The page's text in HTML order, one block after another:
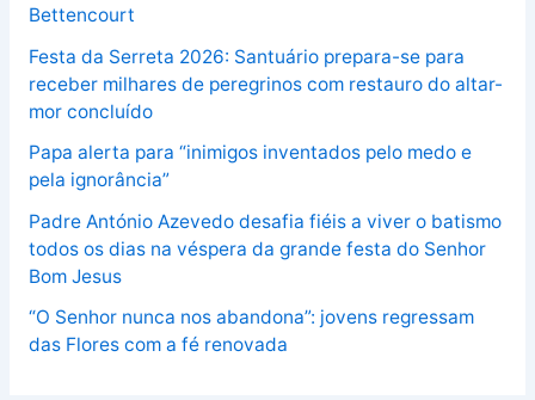
Bettencourt
Festa da Serreta 2026: Santuário prepara-se para
receber milhares de peregrinos com restauro do altar-
mor concluído
Papa alerta para “inimigos inventados pelo medo e
pela ignorância”
Padre António Azevedo desafia fiéis a viver o batismo
todos os dias na véspera da grande festa do Senhor
Bom Jesus
“O Senhor nunca nos abandona”: jovens regressam
das Flores com a fé renovada